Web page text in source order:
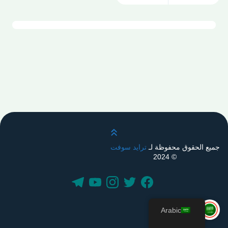
قم بالتمرير لأعلى
جميع الحقوق محفوظة لـترايد سوفت
© 2024
Arabic